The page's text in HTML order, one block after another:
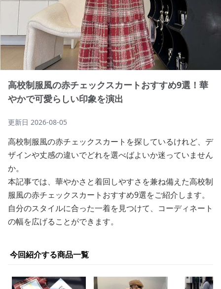
高校制服風の赤チェックスカートおすすめ9選！華
やかで可愛らしい印象を演出
更新日 2026-08-05
高校制服風の赤チェックスカートを探しているけれど、デ
ザインや丈感の違いでどれを選べばよいか迷っていません
か。
本記事では、華やかさと着回しやすさを兼ね備えた高校制
服風の赤チェックスカートおすすめ9選をご紹介します。
自分のスタイルに合った一着を見つけて、コーディネート
の幅を広げることができます。
今回紹介する商品一覧